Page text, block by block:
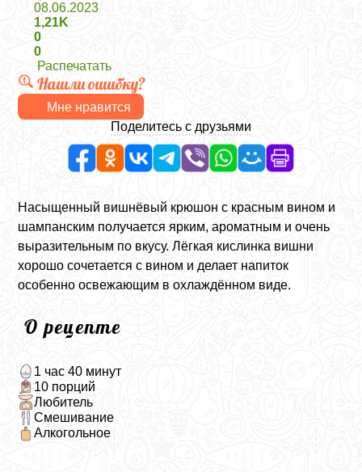
08.06.2023
1,21K
0
0
Распечатать
Нашли ошибку?
Мне нравится
Поделитесь с друзьями
Насыщенный вишнёвый крюшон с красным вином и
шампанским получается ярким, ароматным и очень
выразительным по вкусу. Лёгкая кислинка вишни
хорошо сочетается с вином и делает напиток
особенно освежающим в охлаждённом виде.
О рецепте
1 час 40 минут
10 порций
Любитель
Смешивание
Алкогольное